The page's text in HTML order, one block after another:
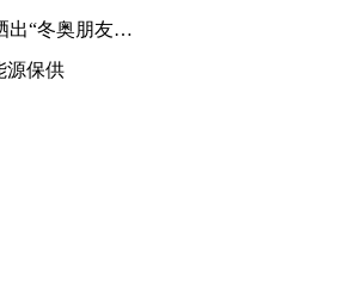
友圈”，老有爱了
源保供